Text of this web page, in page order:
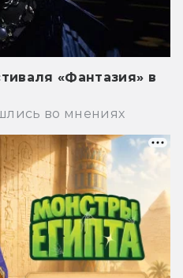
«Фантазия» в
во мнениях